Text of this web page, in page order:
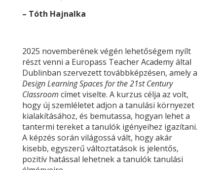
– Tóth Hajnalka
2025 novemberének végén lehetőségem nyílt
részt venni a Europass Teacher Academy által
Dublinban szervezett továbbképzésen, amely a
Design Learning Spaces for the 21st Century
Classroom címet viselte. A kurzus célja az volt,
hogy új szemléletet adjon a tanulási környezet
kialakításához, és bemutassa, hogyan lehet a
tantermi tereket a tanulók igényeihez igazítani.
A képzés során világossá vált, hogy akár
kisebb, egyszerű változtatások is jelentős,
pozitív hatással lehetnek a tanulók tanulási